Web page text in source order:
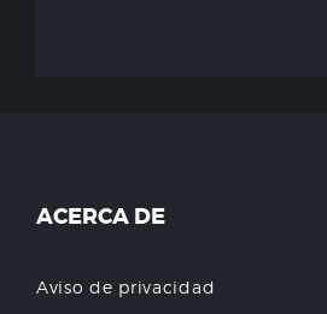
ACERCA DE
Aviso de privacidad